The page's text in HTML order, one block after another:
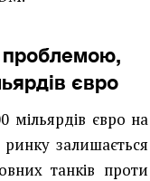
проблемою,
євро
мільярдів євро на
залишається
танків проти